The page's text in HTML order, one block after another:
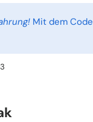
Mit dem Code